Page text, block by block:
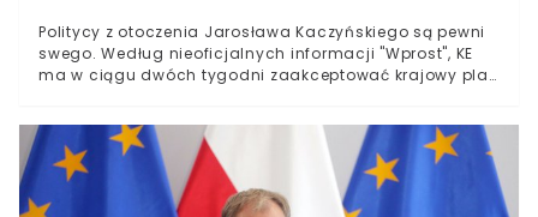
Politycy z otoczenia Jarosława Kaczyńskiego są pewni
swego. Według nieoficjalnych informacji "Wprost", KE
ma w ciągu dwóch tygodni zaakceptować krajowy plan
Buda twierdził, że nie wie, kiedy nastąpi akceptacja
planu.